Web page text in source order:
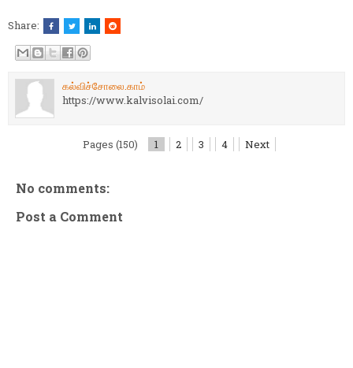
Share:
கல்விச்சோலை.காம்
https://www.kalvisolai.com/
Pages (150) 1 2 3 4 Next
No comments:
Post a Comment